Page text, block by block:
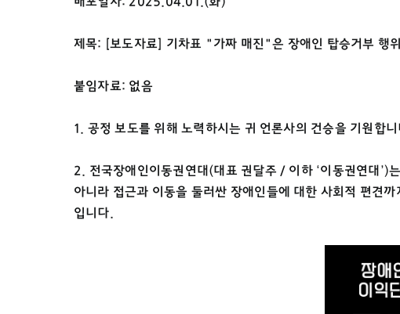
제목: [보도자료] 기차표 "가짜 매진"은 장애인 탑승거부 행
붙임자료: 없음
1. 공정 보도를 위해 노력하시는 귀 언론사의 건승을 기원합니
2. 전국장애인이동권연대(대표 권달주 / 이하 ‘이동권연대’)
아니라 접근과 이동을 둘러싼 장애인들에 대한 사회적 편견
입니다.